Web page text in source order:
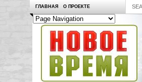
ГЛАВНАЯ О ПРОЕКТЕ